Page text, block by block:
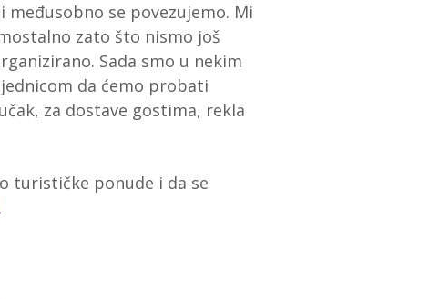
međusobno se povezujemo. Mi
zato što nismo još
Sada smo u nekim
da ćemo probati
za dostave gostima, rekla
turističke ponude i da se